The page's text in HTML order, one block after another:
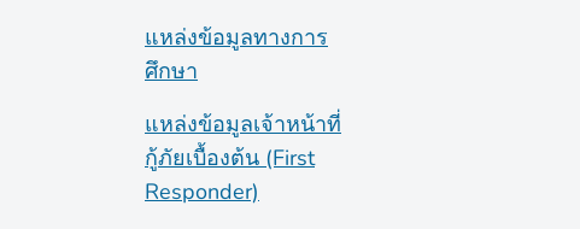
แหล่งข้อมูลทางการ
ศึกษา
แหล่งข้อมูลเจ้าหน้าที่
กู้ภัยเบื้องต้น (First
Responder)